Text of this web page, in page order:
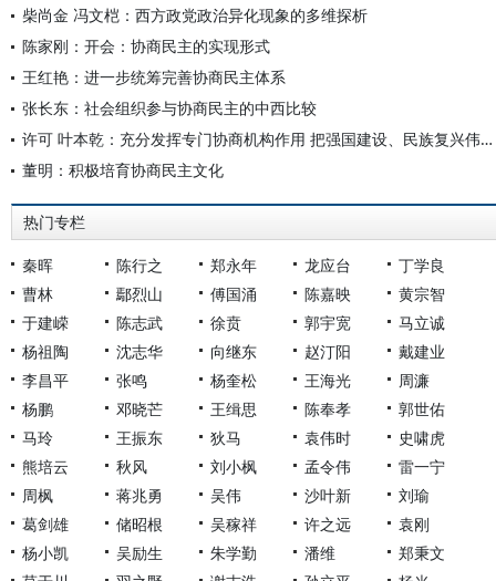
柴尚金 冯文桤：西方政党政治异化现象的多维探析
陈家刚：开会：协商民主的实现形式
王红艳：进一步统筹完善协商民主体系
张长东：社会组织参与协商民主的中西比较
许可 叶本乾：充分发挥专门协商机构作用 把强国建设、民族复兴伟业不断推向前进
董明：积极培育协商民主文化
热门专栏
秦晖 陈行之 郑永年 龙应台
丁学良
曹林
鄢烈山 傅国涌 陈嘉映
黄宗智
于建嵘
陈志武 徐贲 郭宇宽
马立诚
杨祖陶
沈志华 向继东 赵汀阳
戴建业
李昌平
张鸣 杨奎松 王海光
周濂
杨鹏
邓晓芒 王缉思 陈奉孝
郭世佑
马玲
王振东 狄马 袁伟时
史啸虎
熊培云
秋风 刘小枫 孟令伟
雷一宁
周枫
蒋兆勇 吴伟 沙叶新
刘瑜
葛剑雄
储昭根 吴稼祥 许之远
袁刚
杨小凯
吴励生 朱学勤 潘维
郑秉文